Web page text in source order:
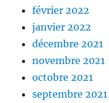
février 2022
janvier 2022
décembre 2021
novembre 2021
octobre 2021
septembre 2021